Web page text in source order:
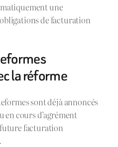
une
de facturation
la réforme
sont déjà annoncés
cours d’agrément
facturation